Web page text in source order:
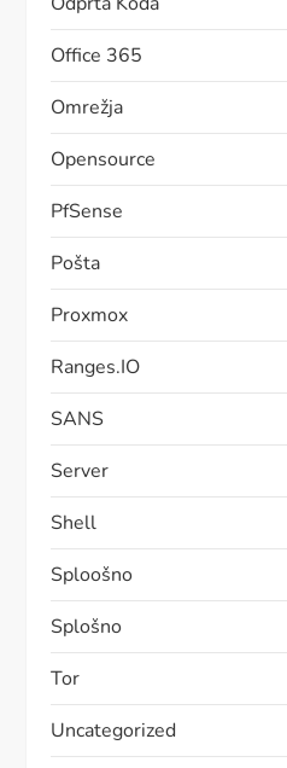
Office 365
Omrežja
Opensource
PfSense
Pošta
Proxmox
Ranges.IO
SANS
Server
Shell
Sploošno
Splošno
Tor
Uncategorized